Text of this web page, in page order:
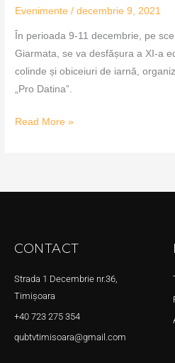
Evenimente /decembrie 9, 2021
În perioada 9-11 decembrie, pe
Giarmata, se va desfășura a XI-a
colinde și obiceiuri de iarnă,
„Pro Datina”.
Read More »
CONTACT
Strada 1 Decembrie nr.36,
Timișoara
+40 723 275 354
qubtvtimisoara@gmail.com